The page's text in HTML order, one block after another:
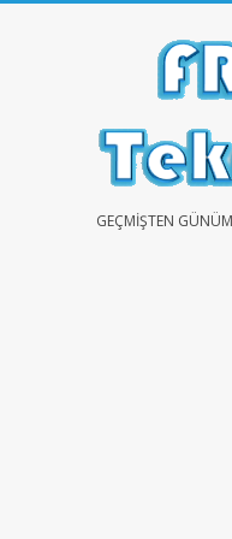
FREEGEÇMIŞTEN